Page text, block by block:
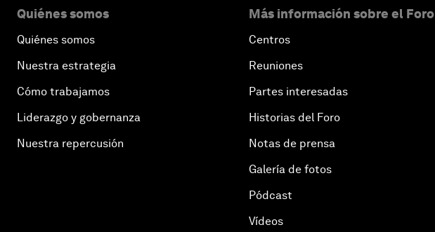
Quiénes somos
Quiénes somos
Nuestra estrategia
Cómo trabajamos
Liderazgo y gobernanza
Nuestra repercusión
Más información sobre el Foro
Centros
Reuniones
Partes interesadas
Historias del Foro
Notas de prensa
Galería de fotos
Pódcast
Vídeos